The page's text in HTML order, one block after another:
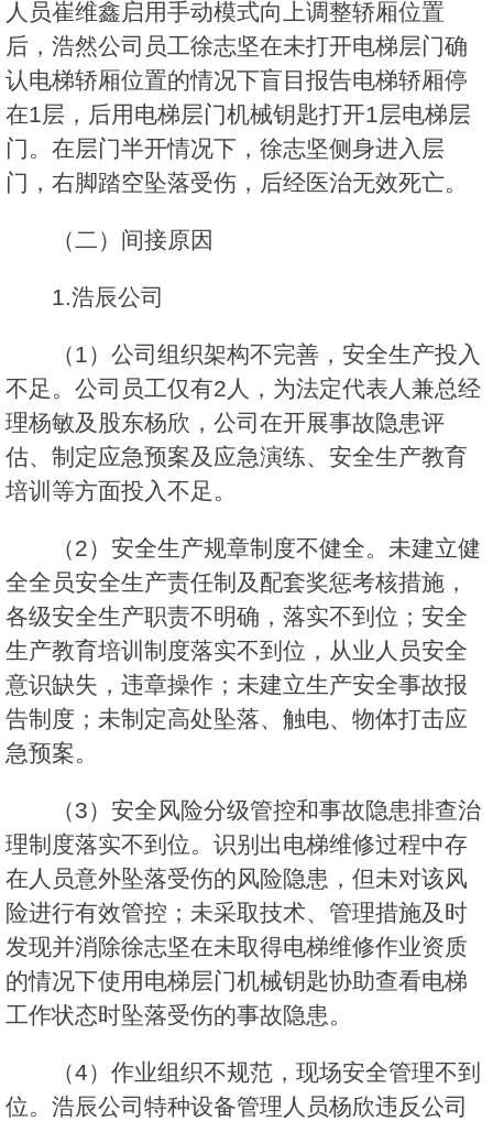
人员崔维鑫启用手动模式向上调整轿厢位置
后，浩然公司员工徐志坚在未打开电梯层门确
认电梯轿厢位置的情况下盲目报告电梯轿厢停
在1层，后用电梯层门机械钥匙打开1层电梯层
门。在层门半开情况下，徐志坚侧身进入层
门，右脚踏空坠落受伤，后经医治无效死亡。
（二）间接原因
1.浩辰公司
（1）公司组织架构不完善，安全生产投入
不足。公司员工仅有2人，为法定代表人兼总经
理杨敏及股东杨欣，公司在开展事故隐患评
估、制定应急预案及应急演练、安全生产教育
培训等方面投入不足。
（2）安全生产规章制度不健全。未建立健
全全员安全生产责任制及配套奖惩考核措施，
各级安全生产职责不明确，落实不到位；安全
生产教育培训制度落实不到位，从业人员安全
意识缺失，违章操作；未建立生产安全事故报
告制度；未制定高处坠落、触电、物体打击应
急预案。
（3）安全风险分级管控和事故隐患排查治
理制度落实不到位。识别出电梯维修过程中存
在人员意外坠落受伤的风险隐患，但未对该风
险进行有效管控；未采取技术、管理措施及时
发现并消除徐志坚在未取得电梯维修作业资质
的情况下使用电梯层门机械钥匙协助查看电梯
工作状态时坠落受伤的事故隐患。
（4）作业组织不规范，现场安全管理不到
位。浩辰公司特种设备管理人员杨欣违反公司